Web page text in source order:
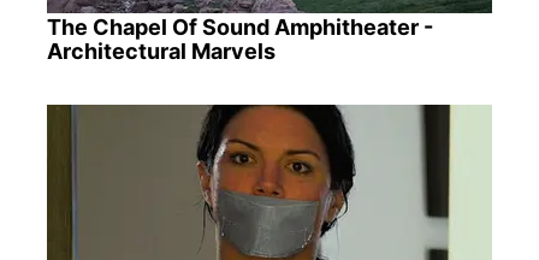
The Chapel Of Sound Amphitheater -
Architectural Marvels